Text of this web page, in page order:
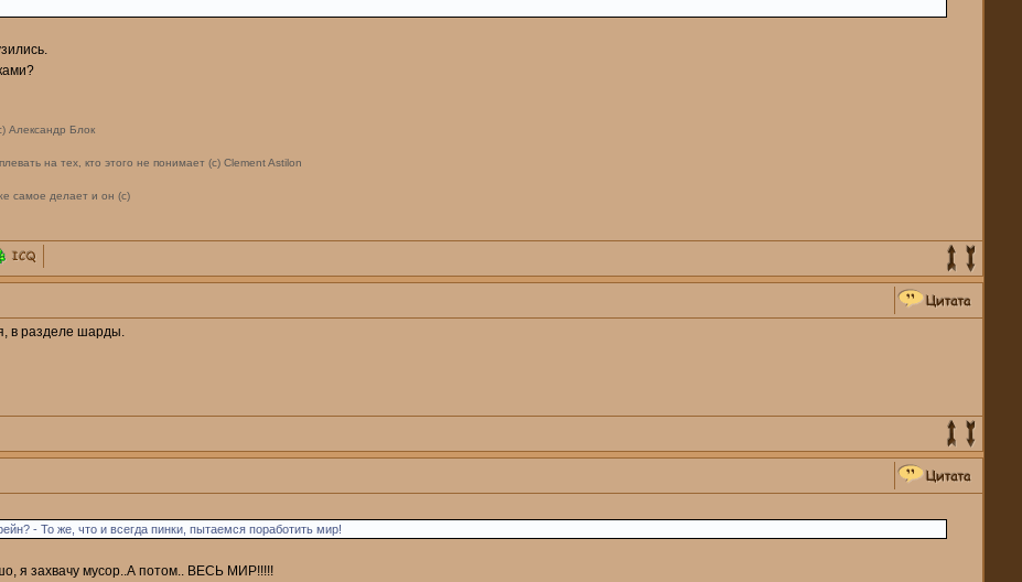
Александр Блок
на тех, кто этого не понимает (с) Clement Astilon
самое делает и он (с)
в разделе шарды.
- То же, что и всегда пинки, пытаемся поработить мир!
я захвачу мусор..А потом.. ВЕСЬ МИР!!!!!